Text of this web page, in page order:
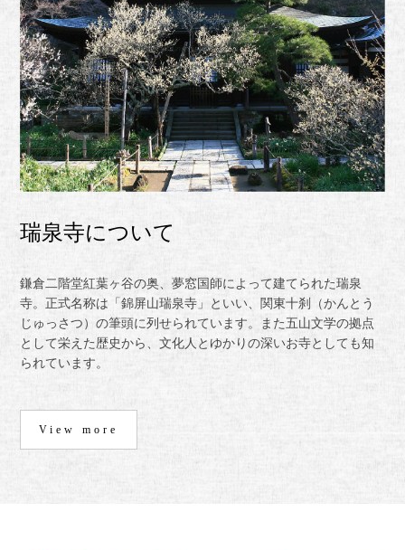
瑞泉寺について
鎌倉二階堂紅葉ヶ谷の奥、夢窓国師によって建てられた瑞泉
寺。正式名称は「錦屏山瑞泉寺」といい、関東十刹（かんとう
じゅっさつ）の筆頭に列せられています。また五山文学の拠点
として栄えた歴史から、文化人とゆかりの深いお寺としても知
られています。
View more